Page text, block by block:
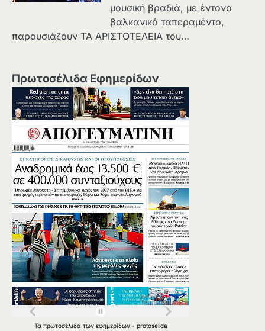
μουσική βραδιά, με έντονο
βαλκανικό ταπεραμέντο,
παρουσιάζουν ΤΑ ΑΡΙΣΤΟΤΕΛΕΙΑ του…
Πρωτοσέλιδα Εφημερίδων
Τα πρωτοσέλιδα των εφημερίδων - protoselida